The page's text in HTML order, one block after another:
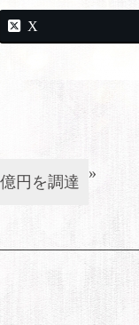
X
円を調達 »